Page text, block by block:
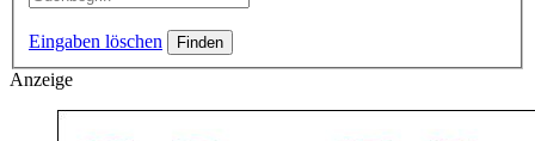
Eingaben löschen
Anzeige